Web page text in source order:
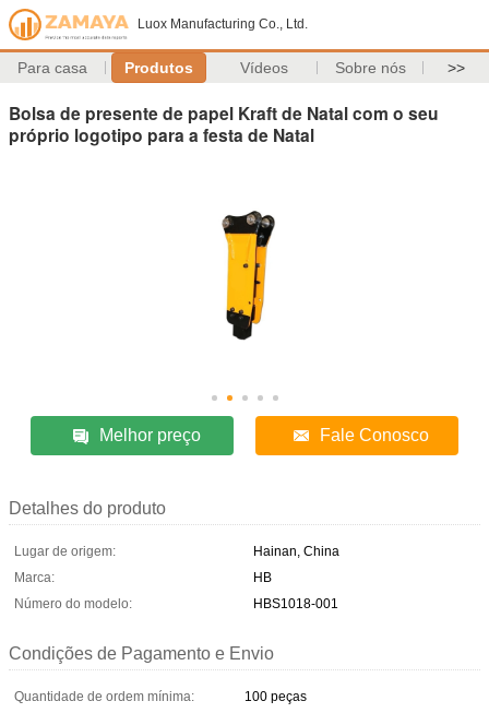
Luox Manufacturing Co., Ltd.
Para casa Produtos Vídeos Sobre nós >>
Bolsa de presente de papel Kraft de Natal com o seu
próprio logotipo para a festa de Natal
Melhor preço Fale Conosco
Detalhes do produto
Lugar de origem:
Hainan, China
Marca:
HB
Número do modelo:
HBS1018-001
Condições de Pagamento e Envio
Quantidade de ordem mínima:
100 peças